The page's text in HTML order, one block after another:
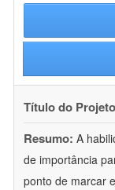
Título do
Resumo: A
de importância
ponto de marcar